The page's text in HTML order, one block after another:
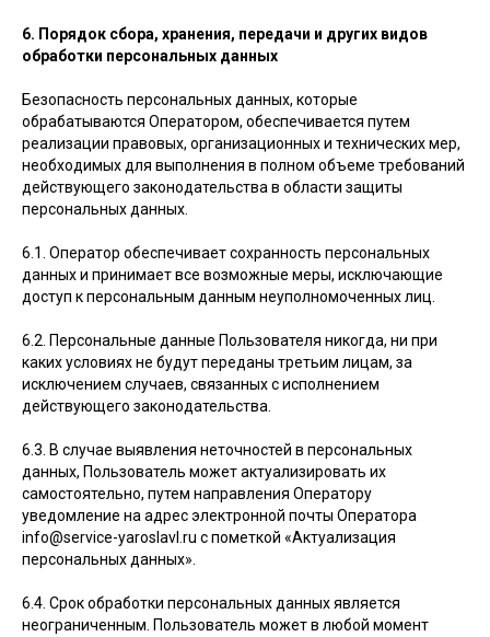
6. Порядок сбора, хранения, передачи и других видов
обработки персональных данных
Безопасность персональных данных, которые
обрабатываются Оператором, обеспечивается путем
реализации правовых, организационных и технических мер,
необходимых для выполнения в полном объеме требований
действующего законодательства в области защиты
персональных данных.
6.1. Оператор обеспечивает сохранность персональных
данных и принимает все возможные меры, исключающие
доступ к персональным данным неуполномоченных лиц.
6.2. Персональные данные Пользователя никогда, ни при
каких условиях не будут переданы третьим лицам, за
исключением случаев, связанных с исполнением
действующего законодательства.
6.3. В случае выявления неточностей в персональных
данных, Пользователь может актуализировать их
самостоятельно, путем направления Оператору
уведомление на адрес электронной почты Оператора
info@service-yaroslavl.ru с пометкой «Актуализация
персональных данных».
6.4. Срок обработки персональных данных является
неограниченным. Пользователь может в любой момент